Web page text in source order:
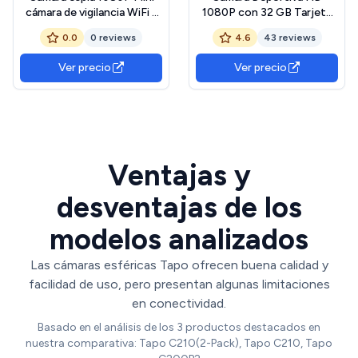
cámara de vigilancia WiFi -
interior 150° reloj cámara
oculta espía a distancia
discreta soporte visión
nocturna y detección de
movimiento
0.0 0 reviews
Ver precio
1080P con 32 GB Tarjeta
de Memoria, Cámara
subacuática 30M con 140
Grados Gran Angular,
Cámara de acción 2 baterías
Recargables de 900mAh y
4.6 43 reviews
Ver precio
Ventajas y
desventajas de los
modelos analizados
Las cámaras esféricas Tapo ofrecen buena calidad y
facilidad de uso, pero presentan algunas limitaciones
en conectividad.
Basado en el análisis de los 3 productos destacados en
nuestra comparativa: Tapo C210(2-Pack), Tapo C210, Tapo